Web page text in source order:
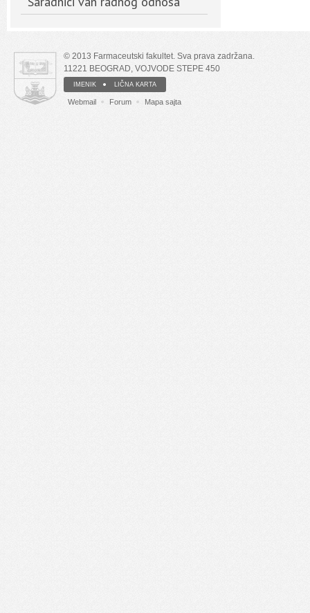
© 2013 Farmaceutski fakultet. Sva prava zadržana.
11221 BEOGRAD, VOJVODE STEPE 450
IMENIK LIČNA KARTA
Webmail Forum Mapa sajta